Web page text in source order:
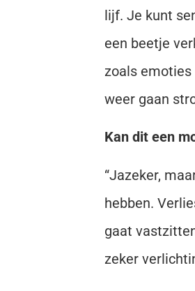
lijf. Je kunt
een beetje
zoals emoties
weer gaan
Kan dit een
“Jazeker,
hebben.
gaat
zeker